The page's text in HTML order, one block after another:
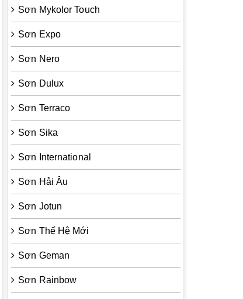
Sơn Mykolor Touch
Sơn Expo
Sơn Nero
Sơn Dulux
Sơn Terraco
Sơn Sika
Sơn International
Sơn Hải Âu
Sơn Jotun
Sơn Thế Hệ Mới
Sơn Geman
Sơn Rainbow